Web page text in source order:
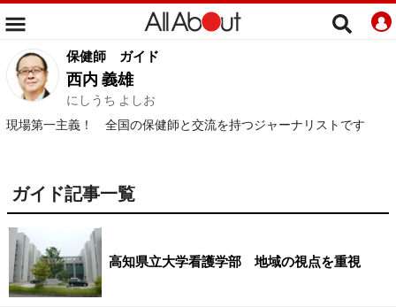
保健師 ガイド
西内 義雄
にしうち よしお
現場第一主義！ 全国の保健師と交流を持つジャーナリストです
ガイド記事一覧
高知県立大学看護学部 地域の視点を重視